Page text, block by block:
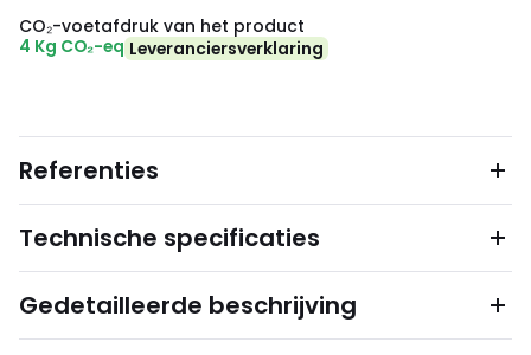
CO₂-voetafdruk van het product
4 Kg CO₂-eq Leveranciersverklaring
Referenties
Technische specificaties
Gedetailleerde beschrijving